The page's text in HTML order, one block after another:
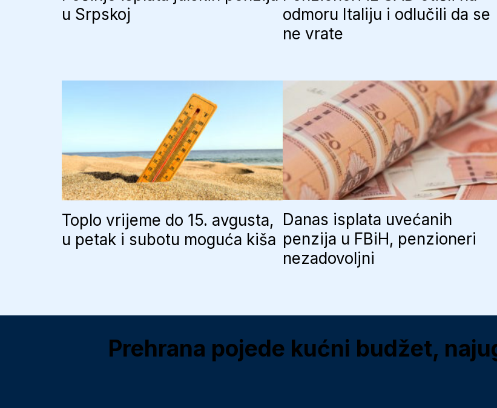
u Srpskoj
odmoru Italiju i odlučili da se
ne vrate
Toplo vrijeme do 15. avgusta,
u petak i subotu moguća kiša
Danas isplata uvećanih
penzija u FBiH, penzioneri
nezadovoljni
Prehrana pojede kućni budžet,